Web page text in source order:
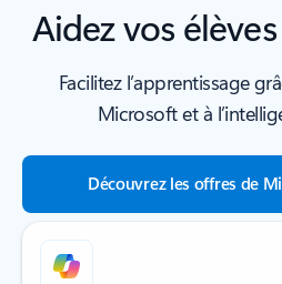
Aidez vos
Facilitez l’apprentissage
Microsoft et à
Découvrez les offres de